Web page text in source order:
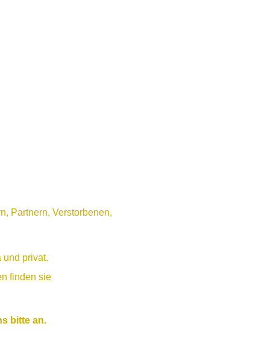
Partnern, Verstorbenen,
und privat.
finden sie
bitte an.